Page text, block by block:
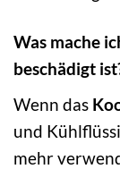
Was mache
beschädigt
Wenn das
und
mehr